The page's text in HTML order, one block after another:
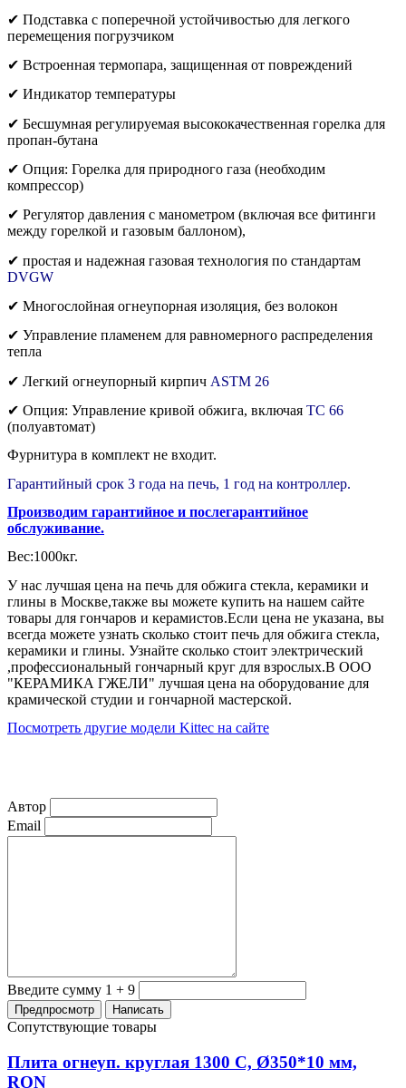
✔ Подставка с поперечной устойчивостью для легкого
перемещения погрузчиком
✔ Встроенная термопара, защищенная от повреждений
✔ Индикатор температуры
✔ Бесшумная регулируемая высококачественная горелка для
пропан-бутана
✔ Опция: Горелка для природного газа (необходим
компрессор)
✔ Регулятор давления с манометром (включая все фитинги
между горелкой и газовым баллоном),
✔ простая и надежная газовая технология по стандартам
DVGW
✔ Многослойная огнеупорная изоляция, без волокон
✔ Управление пламенем для равномерного распределения
тепла
✔ Легкий огнеупорный кирпич ASTM 26
✔ Опция: Управление кривой обжига, включая TC 66
(полуавтомат)
Фурнитура в комплект не входит.
Гарантийный срок 3 года на печь, 1 год на контроллер.
Производим гарантийное и послегарантийное
обслуживание.
Вес:1000кг.
У нас лучшая цена на печь для обжига стекла, керамики и
глины в Москве,также вы можете купить на нашем сайте
товары для гончаров и керамистов.Если цена не указана, вы
всегда можете узнать сколько стоит печь для обжига стекла,
керамики и глины. Узнайте сколько стоит электрический
,профессиональный гончарный круг для взрослых.В ООО
"КЕРАМИКА ГЖЕЛИ" лучшая цена на оборудование для
крамической студии и гончарной мастерской.
Посмотреть другие модели Kittec на сайте
Автор
Email
Введите сумму 1 + 9
Сопутствующие товары
Плита огнеуп. круглая 1300 С, Ø350*10 мм,
RON